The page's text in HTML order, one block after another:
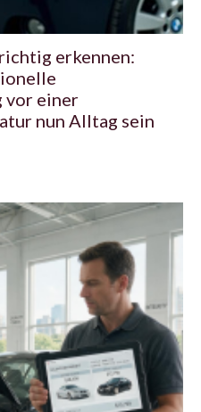
erkennen:
vor einer
nun Alltag sein